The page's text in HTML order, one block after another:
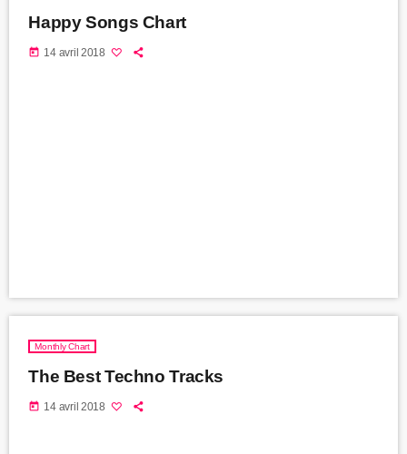
Happy Songs Chart
today 14 avril 2018
Monthly Chart
The Best Techno Tracks
today 14 avril 2018